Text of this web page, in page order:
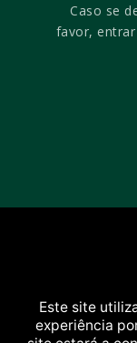
Caso se
favor,
Este site
experiência